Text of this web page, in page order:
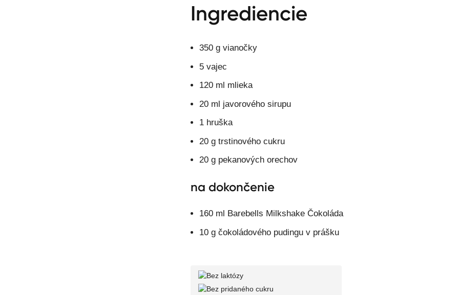
Ingrediencie
350 g vianočky
5 vajec
120 ml mlieka
20 ml javorového sirupu
1 hruška
20 g trstinového cukru
20 g pekanových orechov
na dokončenie
160 ml Barebells Milkshake Čokoláda
10 g čokoládového pudingu v prášku